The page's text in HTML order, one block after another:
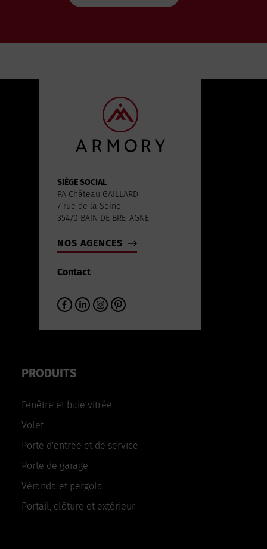
SIÈGE SOCIAL
PA Château GAILLARD
7 rue de la Seine
35470 BAIN DE BRETAGNE
NOS AGENCES
Contact
PRODUITS
Fenêtre et baie vitrée
Volet
Porte d'entrée et de service
Porte de garage
Véranda et pergola
Portail, clôture et extérieur